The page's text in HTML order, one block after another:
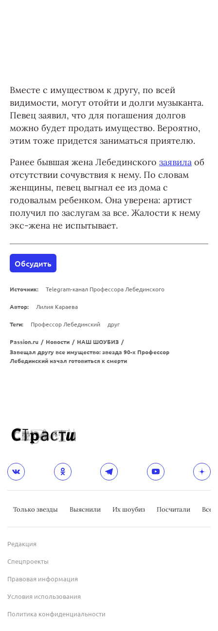
Вместе с имуществом к другу, по всей
видимости, могут отойти и долги музыканта.
Певец заявил, что для погашения долгов
можно будет продать имущество. Вероятно,
этим тоже придется заниматься приятелю.
Ранее бывшая жена Лебединского заявила об
отсутствии сочувствия к нему. По словам
женщины, певец выгнал ее из дома с
годовалым ребенком. Она уверена: артист
получил по заслугам за все. Жалости к нему
экс-жена не испытывает.
Обсудить
Источник: Telegram-канал Профессора Лебединского
Автор: Лилия Караева
Теги: Профессор Лебединский друг
Passion.ru / Новости / НАШ ШОУБИЗ /
Завещал другу все имущество: звезда 90-х Профессор
Лебединский начал готовиться к смерти
Только звезды Выяснили Их шоубиз Посчитали
Редакция
Спецпроекты
Правовая информация
Условия использования
Политика конфиденциальности